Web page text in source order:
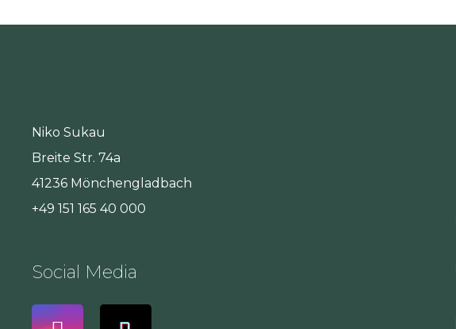
Niko Sukau
Breite Str. 74a
41236 Mönchengladbach
+49 151 165 40 000
Social Media